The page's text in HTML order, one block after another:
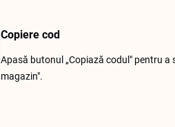
Copiere cod
Apasă butonul „Copiază codul" pentru
magazin".